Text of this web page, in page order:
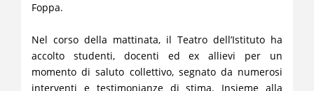
Foppa.
Nel corso della mattinata, il Teatro dell’Istituto ha
accolto studenti, docenti ed ex allievi per un
momento di saluto collettivo, segnato da numerosi
interventi e testimonianze di stima. Insieme alla